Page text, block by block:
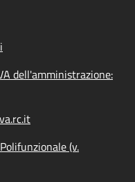
dell'amministrazione:
(v.